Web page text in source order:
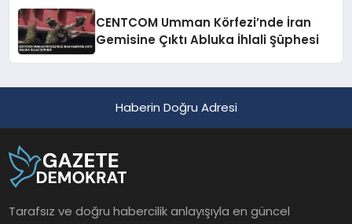
CENTCOM Umman Körfezi’nde İran
Gemisine Çıktı Abluka İhlali Şüphesi
Haberin Doğru Adresi
Tarafsız ve doğru habercilik anlayışıyla en güncel